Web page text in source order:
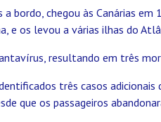
bordo, chegou às Canárias em
e os levou a várias ilhas do
resultando em três
três casos
que os passageiros